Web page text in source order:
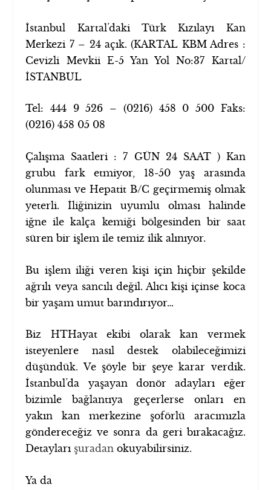
İstanbul Kartal’daki Türk Kızılayı Kan
Merkezi 7 – 24 açık. (KARTAL KBM Adres :
Cevizli Mevkii E-5 Yan Yol No:37 Kartal/
İSTANBUL
Tel: 444 9 526 – (0216) 458 0 500 Faks:
(0216) 458 05 08
Çalışma Saatleri : 7 GÜN 24 SAAT ) Kan
grubu fark etmiyor, 18-50 yaş arasında
olunması ve Hepatit B/C geçirmemiş olmak
yeterli. İliğinizin uyumlu olması halinde
iğne ile kalça kemiği bölgesinden bir saat
süren bir işlem ile temiz ilik alınıyor.
Bu işlem iliği veren kişi için hiçbir şekilde
ağrılı veya sancılı değil. Alıcı kişi içinse koca
bir yaşam umut barındırıyor…
Biz HTHayat ekibi olarak kan vermek
isteyenlere nasıl destek olabileceğimizi
düşündük. Ve şöyle bir şeye karar verdik.
İstanbul’da yaşayan donör adayları eğer
bizimle bağlantıya geçerlerse onları en
yakın kan merkezine şoförlü aracımızla
göndereceğiz ve sonra da geri bırakacağız.
Detayları şuradan okuyabilirsiniz.
Ya da